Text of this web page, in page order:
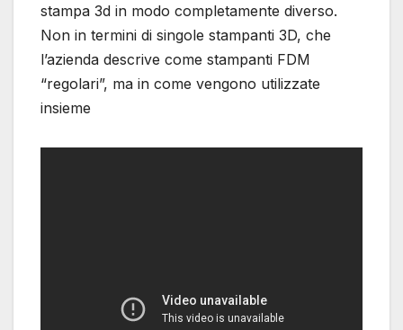
stampa 3d in modo completamente diverso.
Non in termini di singole stampanti 3D, che
l’azienda descrive come stampanti FDM
“regolari”, ma in come vengono utilizzate
insieme